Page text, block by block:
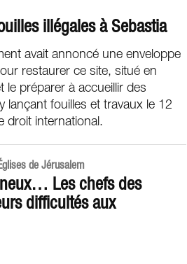
illégales à Sebastia
avait annoncé une enveloppe
restaurer ce site, situé en
le préparer à accueillir des
lançant fouilles et travaux le 12
droit international.
de Jérusalem
Les chefs des
difficultés aux